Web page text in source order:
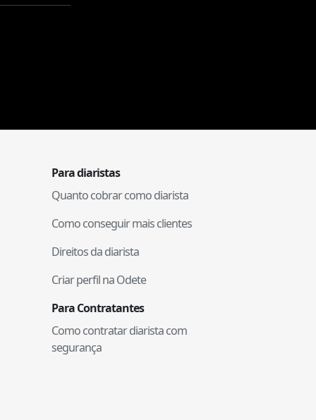
Para diaristas
Quanto cobrar como diarista
Como conseguir mais clientes
Direitos da diarista
Criar perfil na Odete
Para Contratantes
Como contratar diarista com
segurança